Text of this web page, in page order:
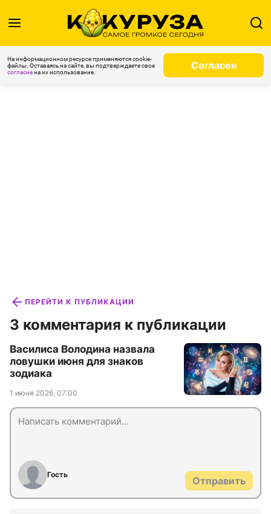
На информационном ресурсе применяются cookie-
файлы. Оставаясь на сайте, вы подтверждаете свое
согласиена их использование.
Согласен
ПЕРЕЙТИ К ПУБЛИКАЦИИ
3 комментария к публикации
Василиса Володина назвала
ловушки июня для знаков
зодиака
1 июня 2026, 07:00
Гость
Отправить